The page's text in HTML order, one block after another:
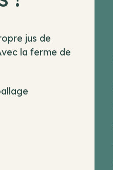
jus de
la ferme de